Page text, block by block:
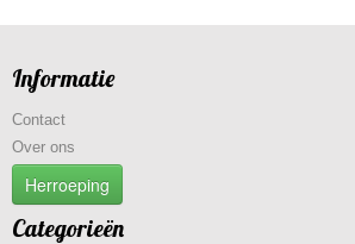
Informatie
Contact
Over ons
Herroeping
Categorieën